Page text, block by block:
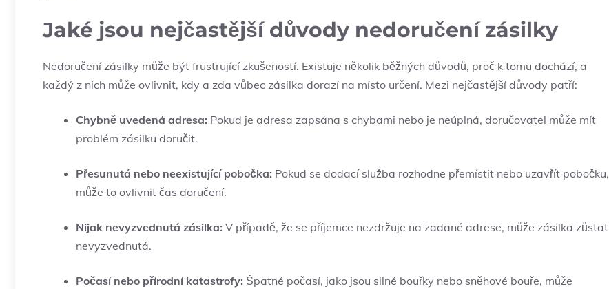
Jaké jsou nejčastější důvody nedoručení zásilky
Nedoručení zásilky může být frustrující zkušeností. Existuje několik běžných důvodů, proč k tomu dochází, a
každý z nich může ovlivnit, kdy a zda vůbec zásilka dorazí na místo určení. Mezi nejčastější důvody patří:
Chybně uvedená adresa: Pokud je adresa zapsána s chybami nebo je neúplná, doručovatel může mít
problém zásilku doručit.
Přesunutá nebo neexistující pobočka: Pokud se dodací služba rozhodne přemístit nebo uzavřít pobočku,
může to ovlivnit čas doručení.
Nijak nevyzvednutá zásilka: V případě, že se příjemce nezdržuje na zadané adrese, může zásilka zůstat
nevyzvednutá.
Počasí nebo přírodní katastrofy: Špatné počasí, jako jsou silné bouřky nebo sněhové bouře, může